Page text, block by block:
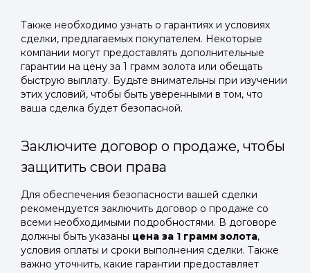
Также необходимо узнать о гарантиях и условиях
сделки, предлагаемых покупателем. Некоторые
компании могут предоставлять дополнительные
гарантии на цену за 1 грамм золота или обещать
быструю выплату. Будьте внимательны при изучении
этих условий, чтобы быть уверенными в том, что
ваша сделка будет безопасной.
Заключите договор о продаже, чтобы
защитить свои права
Для обеспечения безопасности вашей сделки
рекомендуется заключить договор о продаже со
всеми необходимыми подробностями. В договоре
должны быть указаны цена за 1 грамм золота,
условия оплаты и сроки выполнения сделки. Также
важно уточнить, какие гарантии предоставляет